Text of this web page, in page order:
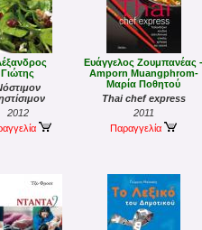
Γιώτης
2012
Ευάγγελος Ζουμπανέας -
Amporn Muangphrom-
Μαρία Ποθητού
Thai chef express
2011
Παραγγελία